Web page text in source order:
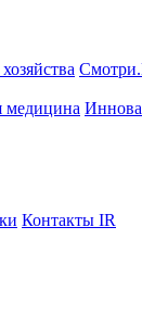
медицина
Контакты IR